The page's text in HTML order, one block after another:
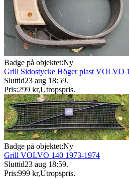
Badge på objektet:Ny
Grill Sidostycke Höger plast VOLVO
Sluttid23 aug 18:59.
Pris:299 kr,Utropspris.
Badge på objektet:Ny
Grill VOLVO 140 1973-1974
Sluttid23 aug 18:59.
Pris:999 kr,Utropspris.